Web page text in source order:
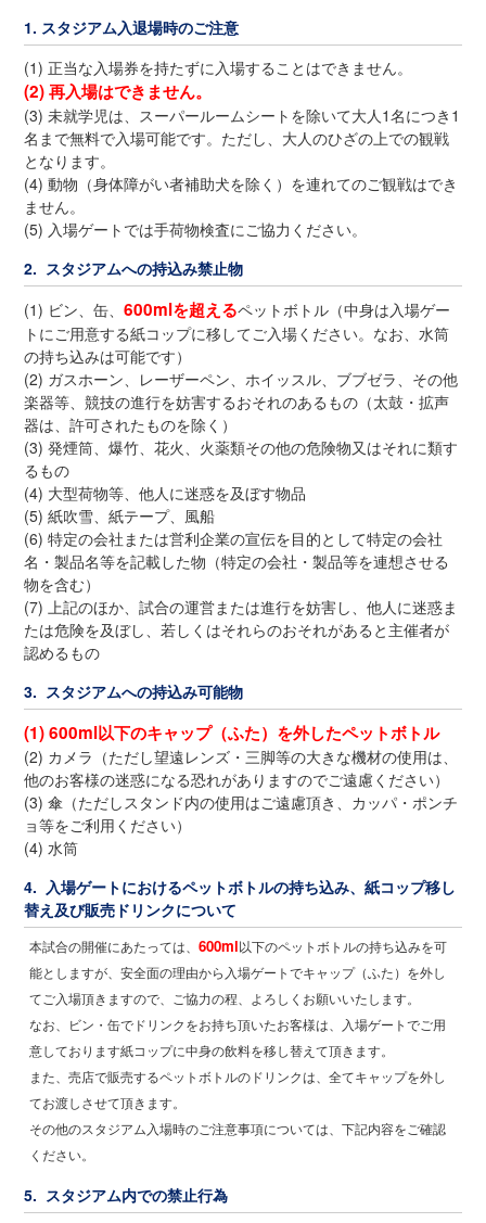
1. スタジアム入退場時のご注意
(1) 正当な入場券を持たずに入場することはできません。
(2) 再入場はできません。
(3) 未就学児は、スーパールームシートを除いて大人1名につき1
名まで無料で入場可能です。ただし、大人のひざの上での観戦
となります。
(4) 動物（身体障がい者補助犬を除く）を連れてのご観戦はでき
ません。
(5) 入場ゲートでは手荷物検査にご協力ください。
2. スタジアムへの持込み禁止物
(1) ビン、缶、600mlを超えるペットボトル（中身は入場ゲー
トにご用意する紙コップに移してご入場ください。なお、水筒
の持ち込みは可能です）
(2) ガスホーン、レーザーペン、ホイッスル、ブブゼラ、その他
楽器等、競技の進行を妨害するおそれのあるもの（太鼓・拡声
器は、許可されたものを除く）
(3) 発煙筒、爆竹、花火、火薬類その他の危険物又はそれに類す
るもの
(4) 大型荷物等、他人に迷惑を及ぼす物品
(5) 紙吹雪、紙テープ、風船
(6) 特定の会社または営利企業の宣伝を目的として特定の会社
名・製品名等を記載した物（特定の会社・製品等を連想させる
物を含む）
(7) 上記のほか、試合の運営または進行を妨害し、他人に迷惑ま
たは危険を及ぼし、若しくはそれらのおそれがあると主催者が
認めるもの
3. スタジアムへの持込み可能物
(1) 600ml以下のキャップ（ふた）を外したペットボトル
(2) カメラ（ただし望遠レンズ・三脚等の大きな機材の使用は、
他のお客様の迷惑になる恐れがありますのでご遠慮ください）
(3) 傘（ただしスタンド内の使用はご遠慮頂き、カッパ・ポンチ
ョ等をご利用ください）
(4) 水筒
4. 入場ゲートにおけるペットボトルの持ち込み、紙コップ移し
替え及び販売ドリンクについて
本試合の開催にあたっては、600ml以下のペットボトルの持ち込みを可
能としますが、安全面の理由から入場ゲートでキャップ（ふた）を外し
てご入場頂きますので、ご協力の程、よろしくお願いいたします。
なお、ビン・缶でドリンクをお持ち頂いたお客様は、入場ゲートでご用
意しております紙コップに中身の飲料を移し替えて頂きます。
また、売店で販売するペットボトルのドリンクは、全てキャップを外し
てお渡しさせて頂きます。
その他のスタジアム入場時のご注意事項については、下記内容をご確認
ください。
5. スタジアム内での禁止行為